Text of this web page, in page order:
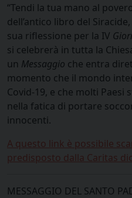
“Tendi la tua mano al
dell’antico libro del
sua riflessione per la IV
si celebrerà in tutta la
un Messaggio che entra
momento che il mondo
Covid-19, e che molti
nella fatica di portare
innocenti.
A questo link è possibile
predisposto dalla Caritas
MESSAGGIO DEL SANTO